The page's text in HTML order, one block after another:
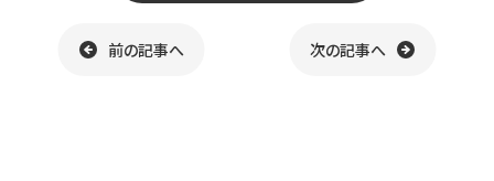
前の記事へ 次の記事へ